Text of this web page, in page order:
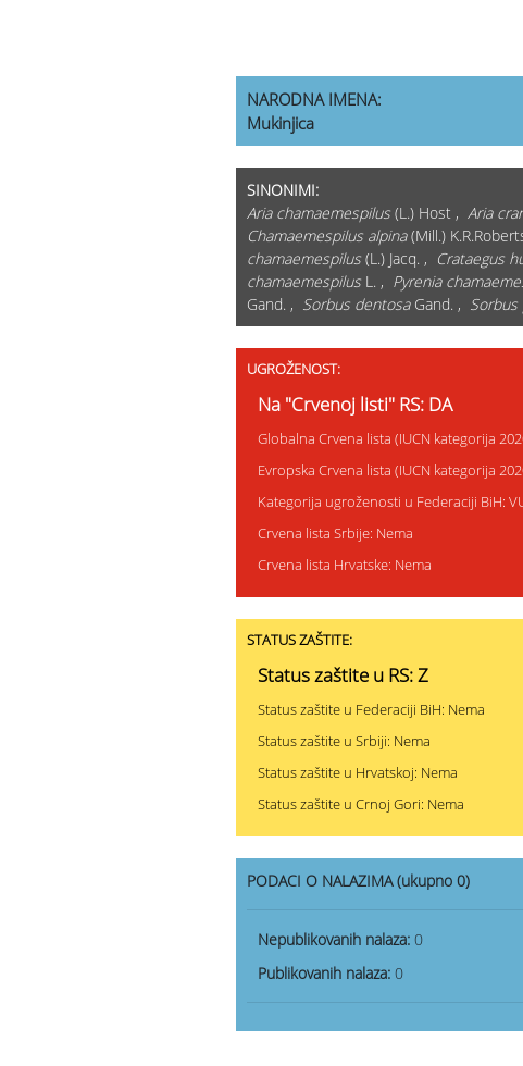
NARODNA IMENA:
Mukinjica
SINONIMI:
Aria chamaemespilus(L.) Host , Aria
Chamaemespilus alpina(Mill.)
chamaemespilus(L.) Jacq. , Crataegus
chamaemespilusL. , Pyrenia
Gand. , Sorbus dentosaGand. , Sorbus
UGROŽENOST:
Na "Crvenoj listi" RS: DA
Globalna Crvena lista (IUCN kategorija
Evropska Crvena lista (IUCN kategorija
Kategorija ugroženosti u Federaciji BiH:
Crvena lista Srbije: Nema
Crvena lista Hrvatske: Nema
STATUS ZAŠTITE:
Status zaštite u RS: Z
Status zaštite u Federaciji BiH: Nema
Status zaštite u Srbiji: Nema
Status zaštite u Hrvatskoj: Nema
Status zaštite u Crnoj Gori: Nema
PODACI O NALAZIMA (ukupno 0)
Nepublikovanih nalaza: 0
Publikovanih nalaza: 0